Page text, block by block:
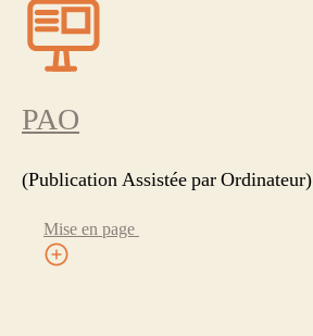
PAO
(Publication Assistée par Ordinateur)
Mise en page